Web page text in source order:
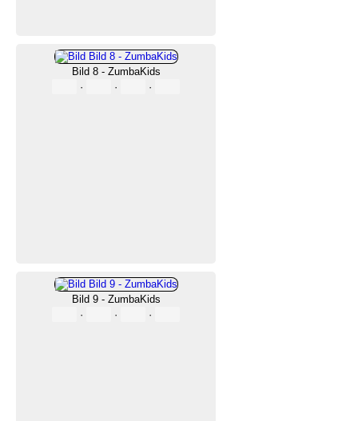
Bild 8 - ZumbaKids
·
· ·
Bild 9 - ZumbaKids
·
· ·